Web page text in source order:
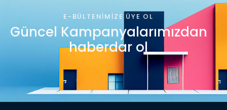
E-BÜLTENIMIZE ÜYE OL
Güncel Kampanyalarımızdan
haberdar ol